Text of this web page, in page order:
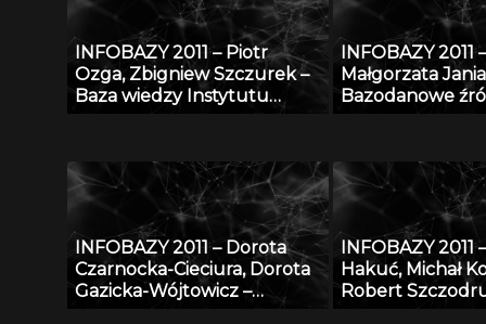
INFOBAZY 2011 – Piotr
Ozga, Zbigniew Szczurek –
Baza wiedzy Instytutu
naukowego ITB nauce i
gospodarce
INFOBAZY 2011 –
Małgorzata
Bazodanowe
INFOBAZY 2011 – Dorota
Czarnocka-Cieciura, Dorota
Gazicka-Wójtowicz –
INFOBAZY 2011
Hakuć, Michał
Robert